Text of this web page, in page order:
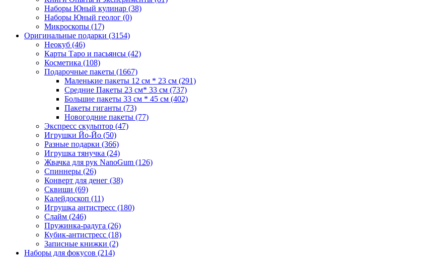
Наборы Юный кулинар (38)
Наборы Юный геолог (0)
Микроскопы (17)
Оригинальные подарки (3154)
Неокуб (46)
Карты Таро и пасьянсы (42)
Косметика (108)
Подарочные пакеты (1667)
Маленькие пакеты 12 см * 23 см (291)
Средние Пакеты 23 см* 33 см (737)
Большие пакеты 33 см * 45 см (402)
Пакеты гиганты (73)
Новогодние пакеты (77)
Экспресс скульптор (47)
Игрушки Йо-Йо (50)
Разные подарки (366)
Игрушка тянучка (24)
Жвачка для рук NanoGum (126)
Спиннеры (26)
Конверт для денег (38)
Сквиши (69)
Калейдоскоп (11)
Игрушка антистресс (180)
Слайм (246)
Пружинка-радуга (26)
Кубик-антистресс (18)
Записные книжки (2)
Наборы для фокусов (214)